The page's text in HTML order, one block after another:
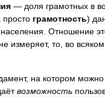
— доля грамотных в
просто грамотность)
населения Отношение
не измеряет, то во всяком
, на котором можно
возможность